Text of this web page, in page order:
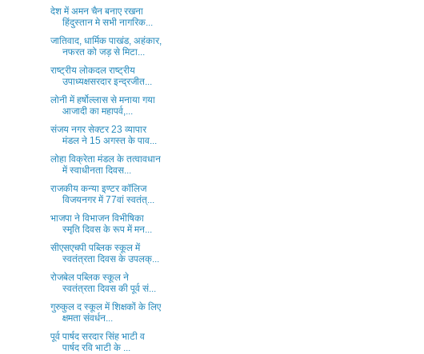
देश में अमन चैन बनाए रखना
हिंदुस्तान मे सभी नागरिक...
जातिवाद, धार्मिक पाखंड, अहंकार,
नफरत को जड़ से मिटा...
राष्ट्रीय लोकदल राष्ट्रीय
उपाध्यक्षसरदार इन्द्रजीत...
लोनी में हर्षोल्लास से मनाया गया
आजादी का महापर्व,...
संजय नगर सेक्टर 23 व्यापार
मंडल ने 15 अगस्त के पाव...
लोहा विक्रेता मंडल के तत्वावधान
में स्वाधीनता दिवस...
राजकीय कन्या इण्टर कॉलिज
विजयनगर में 77वां स्वतंत्...
भाजपा ने विभाजन विभीषिका
स्मृति दिवस के रूप में मन...
सीएसएचपी पब्लिक स्कूल में
स्वतंत्रता दिवस के उपलक्...
रोजबेल पब्लिक स्कूल ने
स्वतंत्रता दिवस की पूर्व सं...
गुरुकुल द स्कूल में शिक्षकों के लिए
क्षमता संवर्धन...
पूर्व पार्षद सरदार सिंह भाटी व
पार्षद रवि भाटी के ...